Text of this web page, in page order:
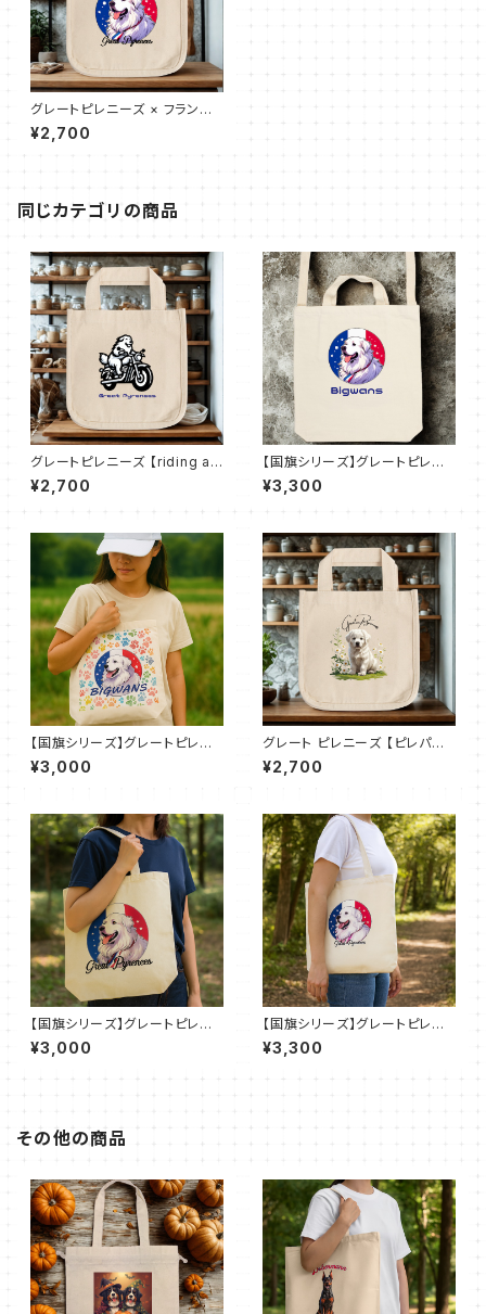
グレートピレニーズ × フランス
国旗｜ロコトート（Ｓ）
¥2,700
同じカテゴリの商品
グレートピレニーズ 【riding a
motorcycle】ロコトート（Ｓ）
¥2,700
【国旗シリーズ】グレートピレニ
ーズ × フランス国旗【Bigwan
s】厚手キャンバスショルダート
¥3,300
【国旗シリーズ】グレートピレニ
ーズ × フランス国旗【Bigwan
s】キャンバストート M（全7色）
¥3,000
グレート ピレニーズ 【ピレパピ】
ロコトート（Ｓ）
¥2,700
【国旗シリーズ】グレートピレニ
ーズ × フランス国旗キャンバス
トート M（全7色）
¥3,000
【国旗シリーズ】グレートピレニ
ーズ × フランス国旗｜厚手キャ
ンバスショルダートート（全2色）
¥3,300
その他の商品